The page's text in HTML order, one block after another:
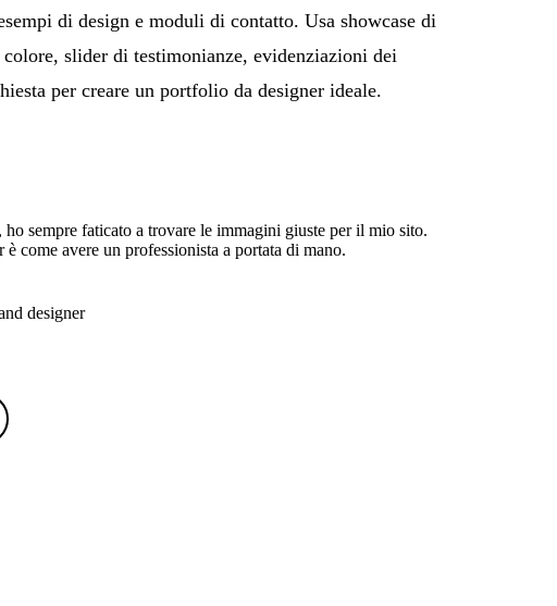
di design e moduli di contatto. Usa showcase di
slider di testimonianze, evidenziazioni dei
per creare un portfolio da designer ideale.
ho sempre faticato a trovare le immagini giuste per il mio sito.
come avere un professionista a portata di mano.
designer